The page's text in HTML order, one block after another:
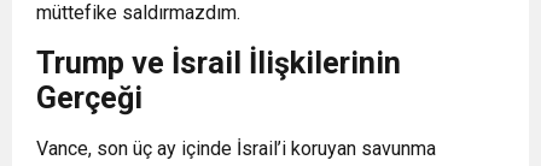
müttefike saldırmazdım.
Trump ve İsrail İlişkilerinin
Gerçeği
Vance, son üç ay içinde İsrail’i koruyan savunma